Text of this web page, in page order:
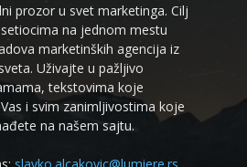
prozor u svet marketinga. Cilj
na jednom mestu
marketinških agencija iz
Uživajte u pažljivo
tekstovima koje
i svim zanimljivostima koje
na našem sajtu.